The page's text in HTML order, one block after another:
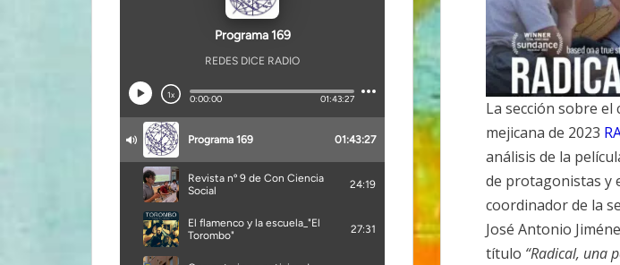
La sección sobre el
mejicana de 2023
análisis de la
de protagonistas y
coordinador de la
José Antonio
título “Radical, una